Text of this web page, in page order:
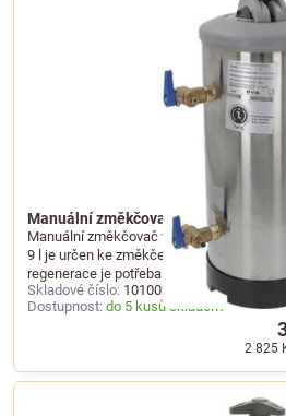
Manuální změkčovač vody o objemu
Manuální změkčovač vody o celkovém
9 l je určen ke změkčení pitné vody. Pro
regenerace je potřeba 1 kg soli.
Skladové číslo: 101002
Dostupnost: do 5 kusů skladem
2 825